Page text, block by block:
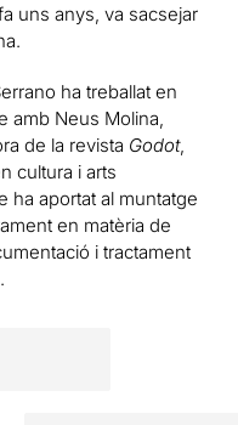
uns anys, va sacsejar
ha treballat en
amb Neus Molina,
de la revista Godot,
cultura i arts
ha aportat al muntatge
en matèria de
i tractament